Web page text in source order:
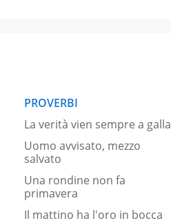
PROVERBI
La verità vien sempre a galla
Uomo avvisato, mezzo
salvato
Una rondine non fa
primavera
Il mattino ha l'oro in bocca